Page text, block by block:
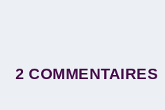
2 COMMENTAIRES